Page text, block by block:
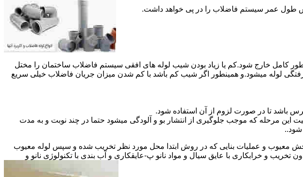
کامل خارج شود.کم یا زیاد بودن شیب لوله های افقی سیستم فاضلاب ساختمان را مختل
لوله میشود.و همینطور اگر شیب کم باشد با کم شدن میزان جریان فاضلاب خیلی سریع
باشد تا در صورت لزوم از آن استفاده شود.
این مرحله که موجب جلوگیری از انتشار بو و آلودگی میشود حتما در چند نوبت و به مدت
معیوب و عملیات بنایی که در روش ابتدا محل مورد نظر تخریب شده و سپس لوله معیوب
و خرابکاری با عایق سیال و مواد نانو پ-عایقکاری و آب بندی با تکنولوژی نانو و